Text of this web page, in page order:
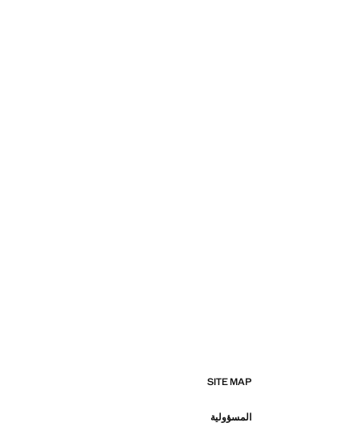
SITE MAP
المسؤولية